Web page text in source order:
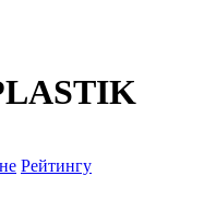
Рейтингу